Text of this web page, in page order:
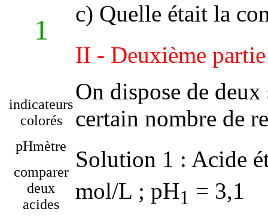
1
indicateurs
colorés
pHmètre
comparer
deux
acides
c) Quelle était la
II - Deuxième
On dispose de
certain nombre de
Solution 1 : Acide
mol/L ; pH1 = 3,1